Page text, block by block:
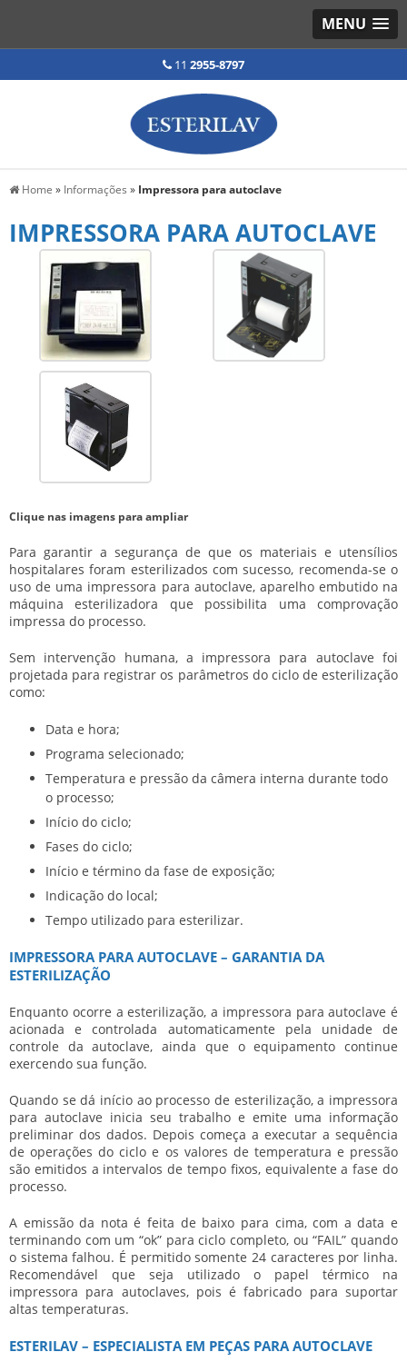
MENU
11 2955-8797
Home » Informações » Impressora para autoclave
IMPRESSORA PARA AUTOCLAVE
Clique nas imagens para ampliar
Para garantir a segurança de que os materiais e utensílios
hospitalares foram esterilizados com sucesso, recomenda-se o
uso de uma impressora para autoclave, aparelho embutido na
máquina esterilizadora que possibilita uma comprovação
impressa do processo.
Sem intervenção humana, a impressora para autoclave foi
projetada para registrar os parâmetros do ciclo de esterilização
como:
Data e hora;
Programa selecionado;
Temperatura e pressão da câmera interna durante todo
o processo;
Início do ciclo;
Fases do ciclo;
Início e término da fase de exposição;
Indicação do local;
Tempo utilizado para esterilizar.
IMPRESSORA PARA AUTOCLAVE – GARANTIA DA
ESTERILIZAÇÃO
Enquanto ocorre a esterilização, a impressora para autoclave é
acionada e controlada automaticamente pela unidade de
controle da autoclave, ainda que o equipamento continue
exercendo sua função.
Quando se dá início ao processo de esterilização, a impressora
para autoclave inicia seu trabalho e emite uma informação
preliminar dos dados. Depois começa a executar a sequência
de operações do ciclo e os valores de temperatura e pressão
são emitidos a intervalos de tempo fixos, equivalente a fase do
processo.
A emissão da nota é feita de baixo para cima, com a data e
terminando com um “ok” para ciclo completo, ou “FAIL” quando
o sistema falhou. É permitido somente 24 caracteres por linha.
Recomendável que seja utilizado o papel térmico na
impressora para autoclaves, pois é fabricado para suportar
altas temperaturas.
ESTERILAV – ESPECIALISTA EM PEÇAS PARA AUTOCLAVE